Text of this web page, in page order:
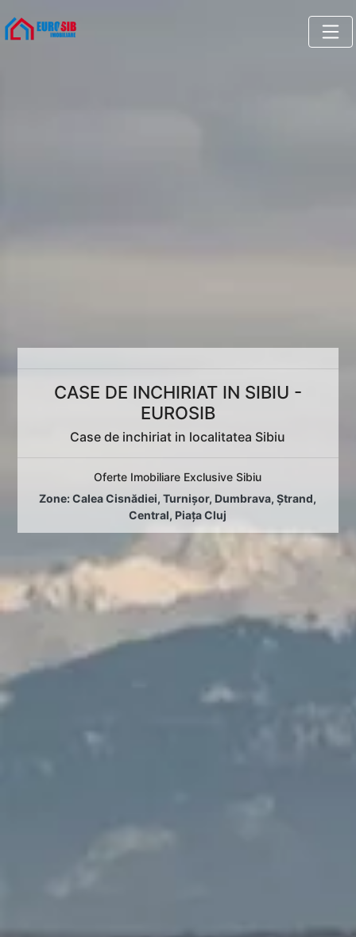
CASE DE INCHIRIAT IN SIBIU -
EUROSIB
Case de inchiriat in localitatea Sibiu
Oferte Imobiliare Exclusive Sibiu
Zone:Calea Cisnădiei,Turnișor, Dumbrava,Ștrand,
Central, Piața Cluj